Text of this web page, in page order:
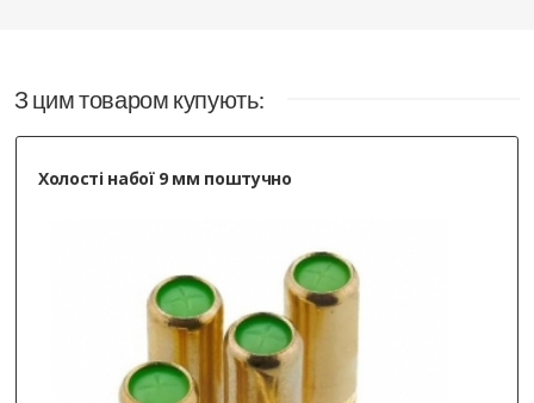
З цим товаром купують:
Холості набої 9 мм поштучно